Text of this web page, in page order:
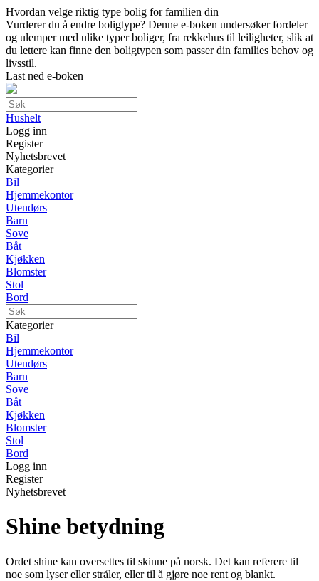
Hvordan velge riktig type bolig for familien din
Vurderer du å endre boligtype? Denne e-boken undersøker fordeler
og ulemper med ulike typer boliger, fra rekkehus til leiligheter, slik at
du lettere kan finne den boligtypen som passer din families behov og
livsstil.
Last ned e-boken
Hushelt
Logg inn
Register
Nyhetsbrevet
Kategorier
Bil
Hjemmekontor
Utendørs
Barn
Sove
Båt
Kjøkken
Blomster
Stol
Bord
Kategorier
Bil
Hjemmekontor
Utendørs
Barn
Sove
Båt
Kjøkken
Blomster
Stol
Bord
Logg inn
Register
Nyhetsbrevet
Shine betydning
Ordet shine kan oversettes til skinne på norsk. Det kan referere til
noe som lyser eller stråler, eller til å gjøre noe rent og blankt.